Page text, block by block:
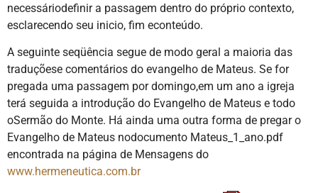
necessáriodefinir a passagem dentro do próprio contexto,
esclarecendo seu inicio, fim econteúdo.
A seguinte seqüência segue de modo geral a maioria das
traduçõese comentários do evangelho de Mateus. Se for
pregada uma passagem por domingo,em um ano a igreja
terá seguida a introdução do Evangelho de Mateus e todo
oSermão do Monte. Há ainda uma outra forma de pregar o
Evangelho de Mateus nodocumento Mateus_1_ano.pdf
encontrada na página de Mensagens do
www.hermeneutica.com.br